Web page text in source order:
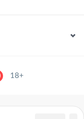
18+